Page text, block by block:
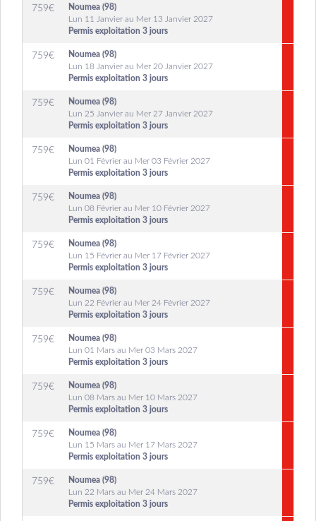
759€
Noumea (98)
Lun 11 Janvier au Mer 13 Janvier 2027
Permis exploitation 3 jours
759€
Noumea (98)
Lun 18 Janvier au Mer 20 Janvier 2027
Permis exploitation 3 jours
759€
Noumea (98)
Lun 25 Janvier au Mer 27 Janvier 2027
Permis exploitation 3 jours
759€
Noumea (98)
Lun 01 Février au Mer 03 Février 2027
Permis exploitation 3 jours
759€
Noumea (98)
Lun 08 Février au Mer 10 Février 2027
Permis exploitation 3 jours
759€
Noumea (98)
Lun 15 Février au Mer 17 Février 2027
Permis exploitation 3 jours
759€
Noumea (98)
Lun 22 Février au Mer 24 Février 2027
Permis exploitation 3 jours
759€
Noumea (98)
Lun 01 Mars au Mer 03 Mars 2027
Permis exploitation 3 jours
759€
Noumea (98)
Lun 08 Mars au Mer 10 Mars 2027
Permis exploitation 3 jours
759€
Noumea (98)
Lun 15 Mars au Mer 17 Mars 2027
Permis exploitation 3 jours
759€
Noumea (98)
Lun 22 Mars au Mer 24 Mars 2027
Permis exploitation 3 jours